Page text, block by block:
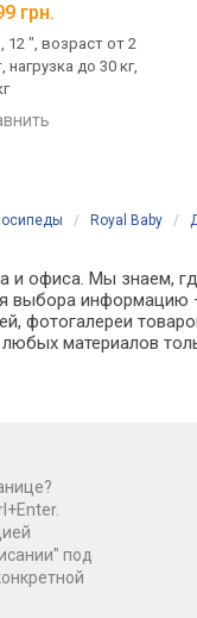
грн.
12 ", возраст от 2
нагрузка до 30 кг,
/ Royal Baby /
офиса. Мы знаем,
выбора
фотогалереи
материалов
под